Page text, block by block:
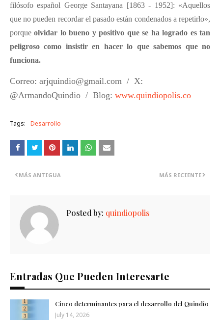
filósofo español George Santayana [1863 - 1952]: «Aquellos
que no pueden recordar el pasado están condenados a repetirlo»,
porqueolvidar lo bueno y positivo que se ha logrado es tan
peligroso como insistir en hacer lo que sabemos que no
funciona.
Correo: arjquindio@gmail.com / X:
@ArmandoQuindio / Blog: www.quindiopolis.co
Tags: Desarrollo
MÁS RECIENTE
MÁS ANTIGUA
Posted by: quindiopolis
Entradas Que Pueden Interesarte
Cinco determinantes para el desarrollo del Quindío
July 14, 2026